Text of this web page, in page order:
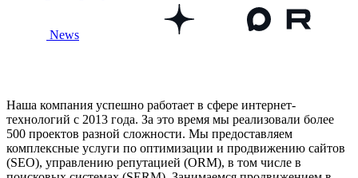
News
Наша компания успешно работает в сфере интернет-
технологий с 2013 года. За это время мы реализовали более
500 проектов разной сложности. Мы предоставляем
комплексные услуги по оптимизации и продвижению сайтов
(SEO), управлению репутацией (ORM), в том числе в